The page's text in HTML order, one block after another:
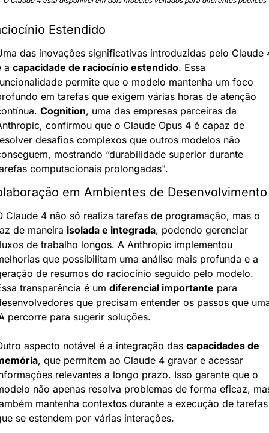
Estendido
das inovações significativas introduzidas pelo Claude
a capacidade de raciocínio estendido. Essa
permite que o modelo mantenha um foco
em tarefas que exigem várias horas de atenção
Cognition, uma das empresas parceiras da
confirmou que o Claude Opus 4 é capaz de
desafios complexos que outros modelos não
mostrando “durabilidade superior durante
computacionais prolongadas".
em Ambientes de Desenvolvimento
Claude 4 não só realiza tarefas de programação, mas o
de maneira isolada e integrada, podendo gerenciar
de trabalho longos. A Anthropic implementou
que possibilitam uma análise mais profunda e a
de resumos do raciocínio seguido pelo modelo.
transparência é um diferencial importante para
que precisam entender os passos que
percorre para sugerir soluções.
aspecto notável é a integração das capacidades de
, que permitem ao Claude 4 gravar e acessar
relevantes a longo prazo. Isso garante que o
não apenas resolva problemas de forma eficaz,
mantenha contextos durante a execução de tarefas
se estendem por várias interações.